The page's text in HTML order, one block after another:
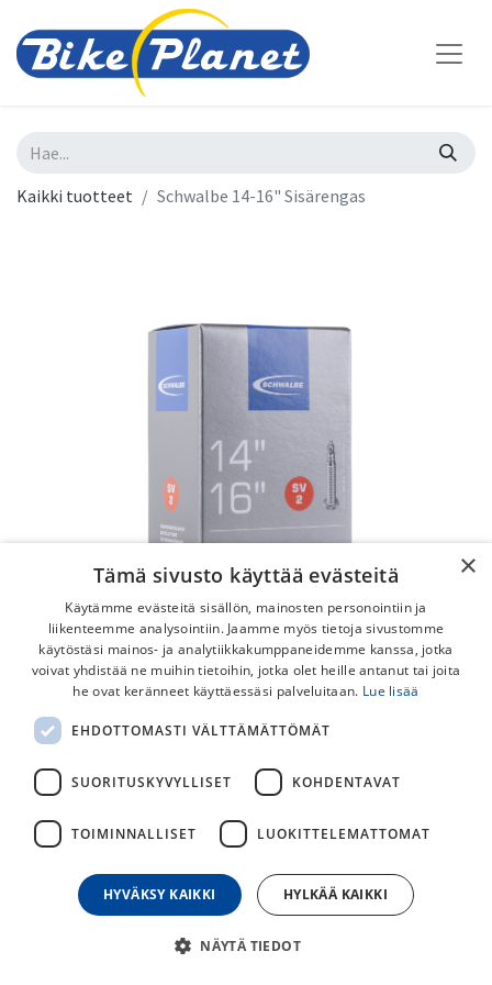
Kaikki tuotteet Schwalbe 14-16" Sisärengas
Schwalbe 14-16" Sisärengas
Schwalbe sisärengas 16" pyöriin.
10,00€
SISÄRENKAAN TYYPPI
×
Tämä sivusto käyttää evästeitä
Käytämme evästeitä sisällön, mainosten personointiin ja
liikenteemme analysointiin. Jaamme myös tietoja sivustomme
käytöstäsi mainos- ja analytiikkakumppaneidemme kanssa, jotka
voivat yhdistää ne muihin tietoihin, jotka olet heille antanut tai joita
he ovat keränneet käyttäessäsi palveluitaan. Lue lisää
EHDOTTOMASTI VÄLTTÄMÄTTÖMÄT
SUORITUSKYVYLLISET KOHDENTAVAT
TOIMINNALLISET LUOKITTELEMATTOMAT
HYVÄKSY KAIKKI HYLKÄÄ KAIKKI
NÄYTÄ TIEDOT